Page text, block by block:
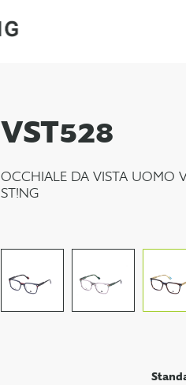
VST528
OCCHIALE DA VISTA UOMO
ST!NG